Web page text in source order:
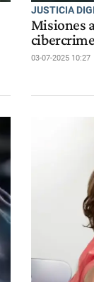
JUSTICIA
Misiones
03-07-2025 10:27